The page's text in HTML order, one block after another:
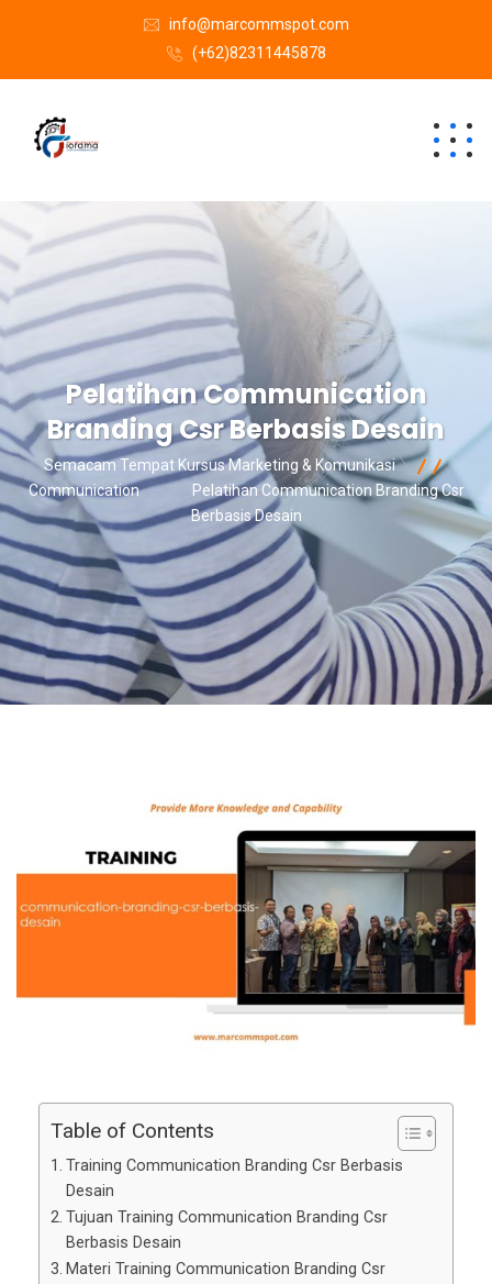
info@marcommspot.com
(+62)82311445878
Pelatihan Communication
Branding Csr Berbasis Desain
Semacam Tempat Kursus Marketing & Komunikasi
Communication
Pelatihan Communication Branding Csr
Berbasis Desain
Table of Contents
Training Communication Branding Csr Berbasis
Desain
Tujuan Training Communication Branding Csr
Berbasis Desain
Materi Training Communication Branding Csr